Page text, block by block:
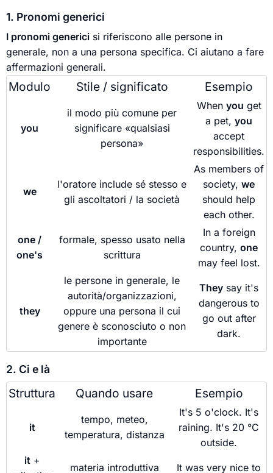
1. Pronomi generici
I pronomi generici si riferiscono alle persone in
generale, non a una persona specifica. Ci aiutano a fare
affermazioni generali.
Modulo Stile / significato Esempio
you
il modo più comune per
significare «qualsiasi
persona»
When you get
a pet, you
accept
responsibilities.
we
l'oratore include sé stesso e
gli ascoltatori / la società
As members of
society, we
should help
each other.
one /
one's
formale, spesso usato nella
scrittura
In a foreign
country, one
may feel lost.
they
le persone in generale, le
autorità/organizzazioni,
oppure una persona il cui
genere è sconosciuto o non
importante
They say it's
dangerous to
go out after
dark.
2. Ci e là
Struttura Quando usare Esempio
it
tempo, meteo,
temperatura, distanza
It's 5 o'clock. It's
raining. It's 20 °C
outside.
it +
materia introduttiva
It was very nice to